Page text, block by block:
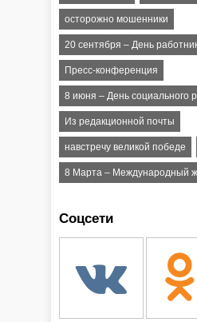
осторожно мошенники
20 сентября – День
Пресс-конференция
8 июня – День социального
Из редакционной почты
навстречу великой победе
8 Марта – Международный
Соцсети